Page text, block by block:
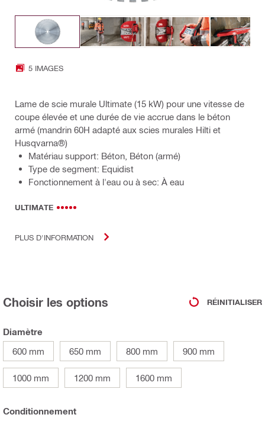
5 IMAGES
Lame de scie murale Ultimate (15 kW) pour une vitesse de
coupe élevée et une durée de vie accrue dans le béton
armé (mandrin 60H adapté aux scies murales Hilti et
Husqvarna®)
Matériau support: Béton, Béton (armé)
Type de segment: Equidist
Fonctionnement à l'eau ou à sec: À eau
ULTIMATE
PLUS D'INFORMATION
Choisir les options RÉINITIALISER
Diamètre
600 mm
650 mm 800 mm 900 mm
1000 mm 1200 mm 1600 mm
Conditionnement